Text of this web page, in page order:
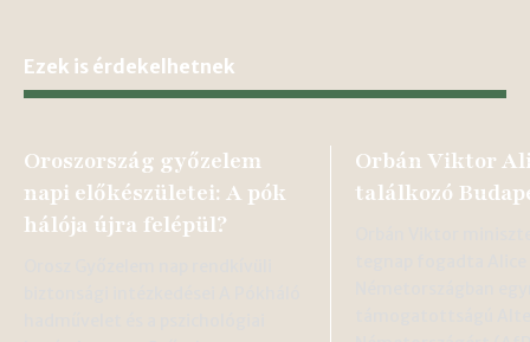
Ezek is érdekelhetnek
Oroszország győzelem
napi előkészületei: A pók
hálója újra felépül?
Orbán Viktor
találkozó